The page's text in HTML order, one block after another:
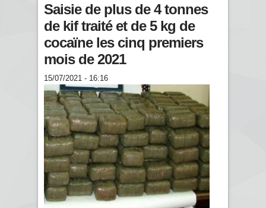
Saisie de plus de 4 tonnes
de kif traité et de 5 kg de
cocaïne les cinq premiers
mois de 2021
15/07/2021 - 16:16